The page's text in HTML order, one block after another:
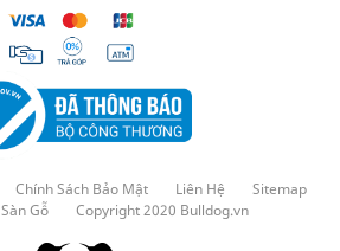
Chính Sách Bảo Mật Liên Hệ
Sitemap
Sàn Gỗ Copyright 2020 Bulldog.vn